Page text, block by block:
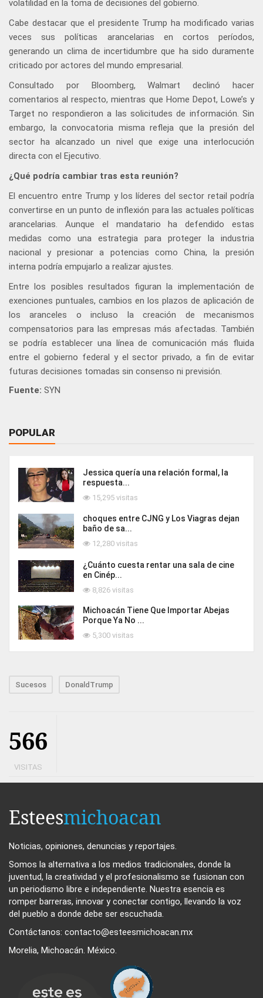
volatilidad en la toma de decisiones del gobierno.
Cabe destacar que el presidente Trump ha modificado varias
veces sus políticas arancelarias en cortos períodos,
generando un clima de incertidumbre que ha sido duramente
criticado por actores del mundo empresarial.
Consultado por Bloomberg, Walmart declinó hacer
comentarios al respecto, mientras que Home Depot, Lowe’s y
Target no respondieron a las solicitudes de información. Sin
embargo, la convocatoria misma refleja que la presión del
sector ha alcanzado un nivel que exige una interlocución
directa con el Ejecutivo.
¿Qué podría cambiar tras esta reunión?
El encuentro entre Trump y los líderes del sector retail podría
convertirse en un punto de inflexión para las actuales políticas
arancelarias. Aunque el mandatario ha defendido estas
medidas como una estrategia para proteger la industria
nacional y presionar a potencias como China, la presión
interna podría empujarlo a realizar ajustes.
Entre los posibles resultados figuran la implementación de
exenciones puntuales, cambios en los plazos de aplicación de
los aranceles o incluso la creación de mecanismos
compensatorios para las empresas más afectadas. También
se podría establecer una línea de comunicación más fluida
entre el gobierno federal y el sector privado, a fin de evitar
futuras decisiones tomadas sin consenso ni previsión.
Fuente: SYN
POPULAR
Jessica quería una relación formal, la
respuesta...
15,295 visitas
choques entre CJNG y Los Viagras dejan
baño de sa...
12,280 visitas
¿Cuánto cuesta rentar una sala de cine
en Cinép...
8,826 visitas
Michoacán Tiene Que Importar Abejas
Porque Ya No ...
5,300 visitas
Sucesos DonaldTrump
566
VISITAS
Esteesmichoacan
Noticias, opiniones, denuncias y reportajes.
Somos la alternativa a los medios tradicionales, donde la
juventud, la creatividad y el profesionalismo se fusionan con
un periodismo libre e independiente. Nuestra esencia es
romper barreras, innovar y conectar contigo, llevando la voz
del pueblo a donde debe ser escuchada.
Contáctanos: contacto@esteesmichoacan.mx
Morelia, Michoacán. México.